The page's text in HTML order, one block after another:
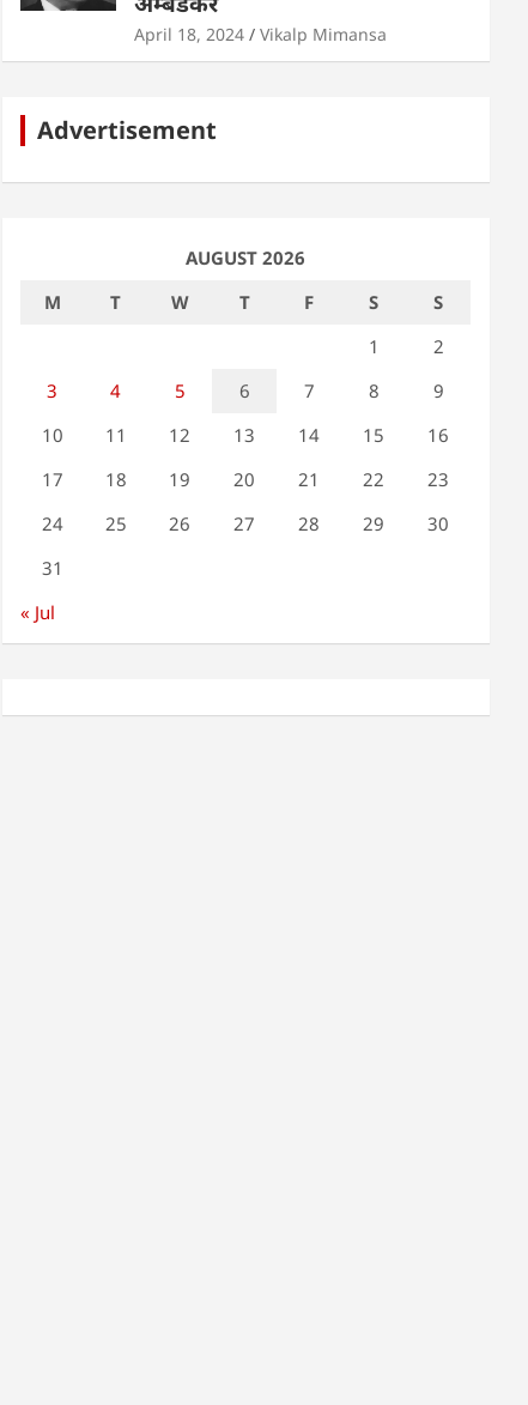
April 18, 2024 Vikalp Mimansa
Advertisement
AUGUST 2026
M
T W T F S
S
1
2
3
4 5 6 7 8
9
10
11 12 13 14 15
16
17
18 19 20 21 22
23
24
25 26 27 28 29
30
31
« Jul